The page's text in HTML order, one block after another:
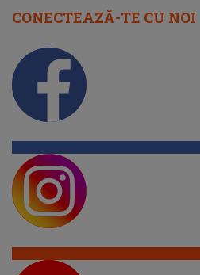
CONECTEAZĂ-TE CU NOI